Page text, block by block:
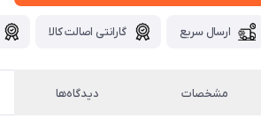
ارسال سریع گارانتی اصالت کالا
مشخصات دیدگاه‌ها